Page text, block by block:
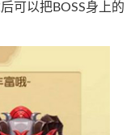
可以把BOSS身上的